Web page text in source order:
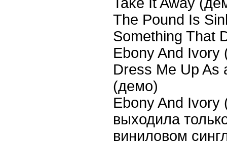
The Pound Is
Something That
Ebony And Ivory
Dress Me Up As
(демо)
Ebony And Ivory
выходила
виниловом